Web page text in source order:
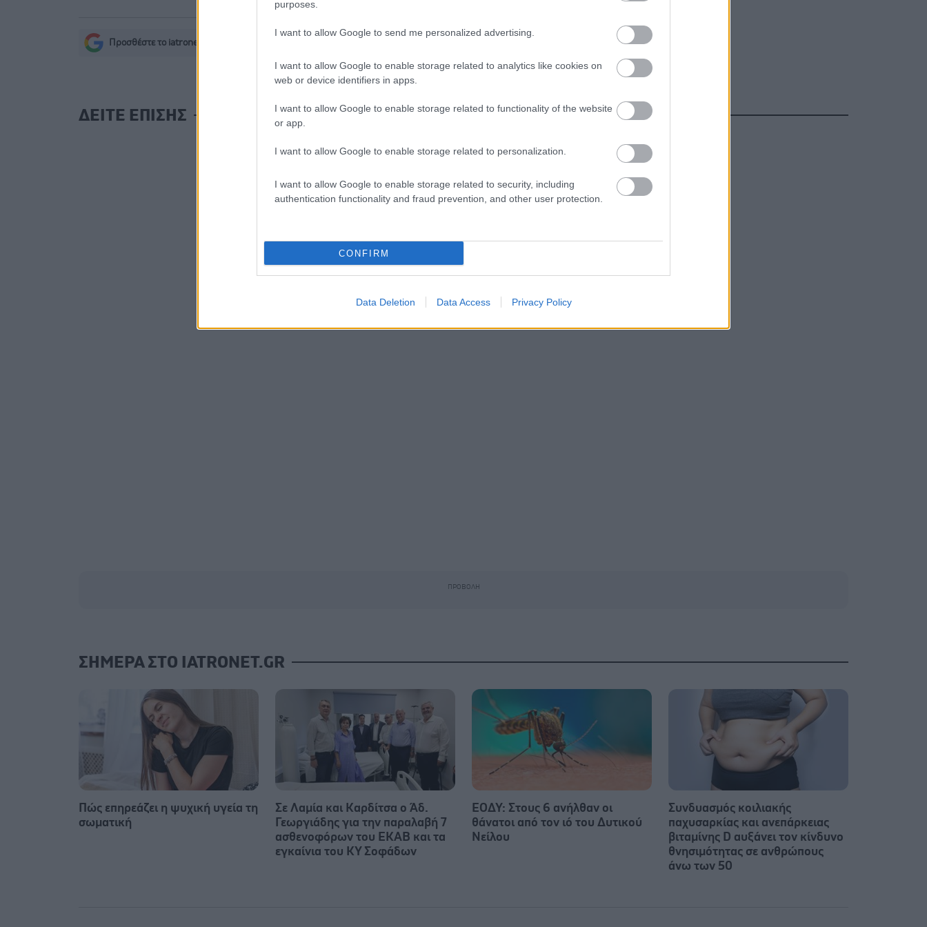
purposes.
I want to allow Google to send me personalized advertising.
I want to allow Google to enable storage related to analytics like cookies on
web or device identifiers in apps.
I want to allow Google to enable storage related to functionality of the website
or app.
I want to allow Google to enable storage related to personalization.
I want to allow Google to enable storage related to security, including
authentication functionality and fraud prevention, and other user protection.
CONFIRM
Data Deletion Data Access Privacy Policy
Προσθέστε το iatronet.gr στο Discover
ΔΕΙΤΕ ΕΠΙΣΗΣ
ΣΗΜΕΡΑ ΣΤΟ IATRONET.GR
Πώς επηρεάζει η ψυχική υγεία τη
σωματική
Σε Λαμία και Καρδίτσα ο Άδ.
Γεωργιάδης για την παραλαβή 7
ασθενοφόρων του ΕΚΑΒ και τα
εγκαίνια του ΚΥ Σοφάδων
ΕΟΔΥ: Στους 6 ανήλθαν οι
θάνατοι από τον ιό του Δυτικού
Νείλου
Συνδυασμός κοιλιακής
παχυσαρκίας και ανεπάρκειας
βιταμίνης D αυξάνει τον κίνδυνο
θνησιμότητας σε ανθρώπους
άνω των 50